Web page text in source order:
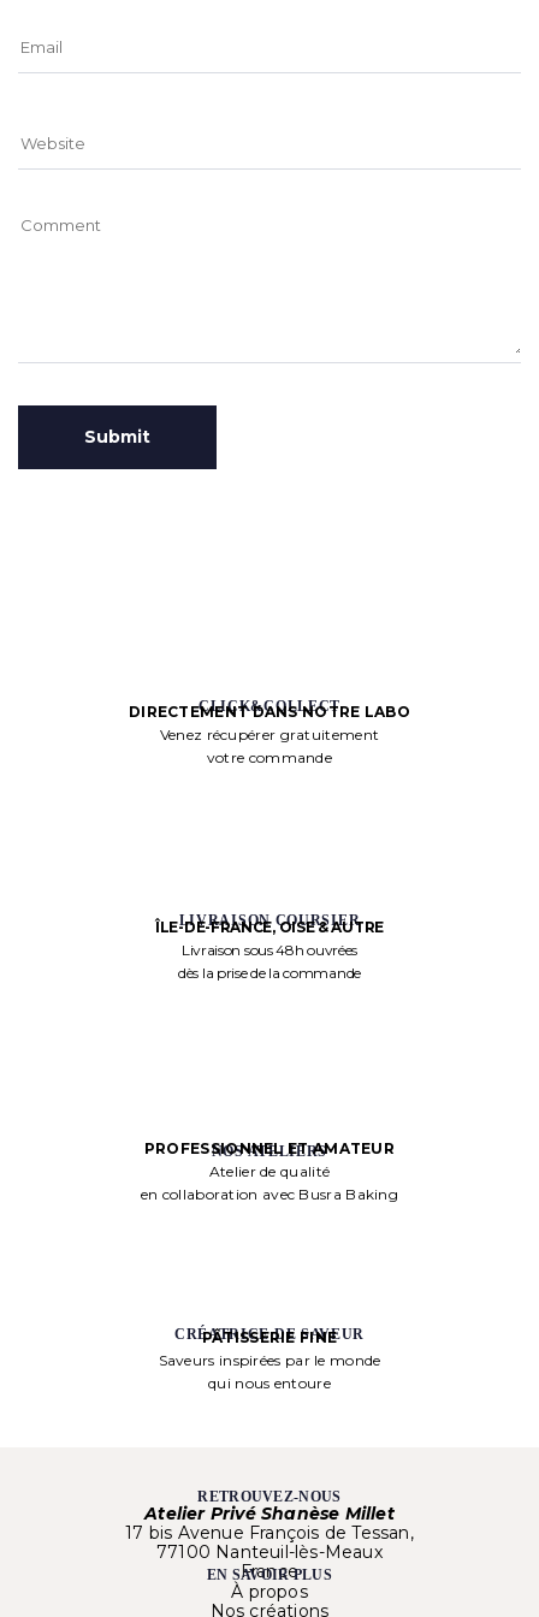
CLICK&COLLECT
DIRECTEMENT DANS NOTRE LABO
Venez récupérer gratuitement
votre commande
LIVRAISON COURSIER
ÎLE-DE-FRANCE, OISE & AUTRE
Livraison sous 48h ouvrées
dès la prise de la commande
NOS ATELIERS
PROFESSIONNEL ET AMATEUR
Atelier de qualité
en collaboration avec Busra Baking
CRÉATRICE DE SAVEUR
PÂTISSERIE FINE
Saveurs inspirées par le monde
qui nous entoure
RETROUVEZ-NOUS
Atelier Privé Shanèse Millet
17 bis Avenue François de Tessan,
77100 Nanteuil-lès-Meaux
France
EN SAVOIR PLUS
À propos
Nos créations